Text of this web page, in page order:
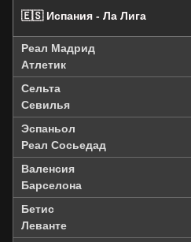
🇪🇸 Испания - Ла Лига
Реал Мадрид
Атлетик
Сельта
Севилья
Эспаньол
Реал Сосьедад
Валенсия
Барселона
Бетис
Леванте